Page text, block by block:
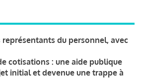
représentants du personnel, avec
cotisations : une aide publique
initial et devenue une trappe à